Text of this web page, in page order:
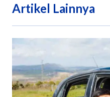
Artikel Lainnya